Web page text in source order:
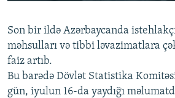
Auto 240p 360p
720p 1080p
Son bir ildə Azərbaycanda
məhsulları və tibbi ləvazimatlara
faiz artıb.
Bu barədə Dövlət Statistika
gün, iyulun 16-da yaydığı